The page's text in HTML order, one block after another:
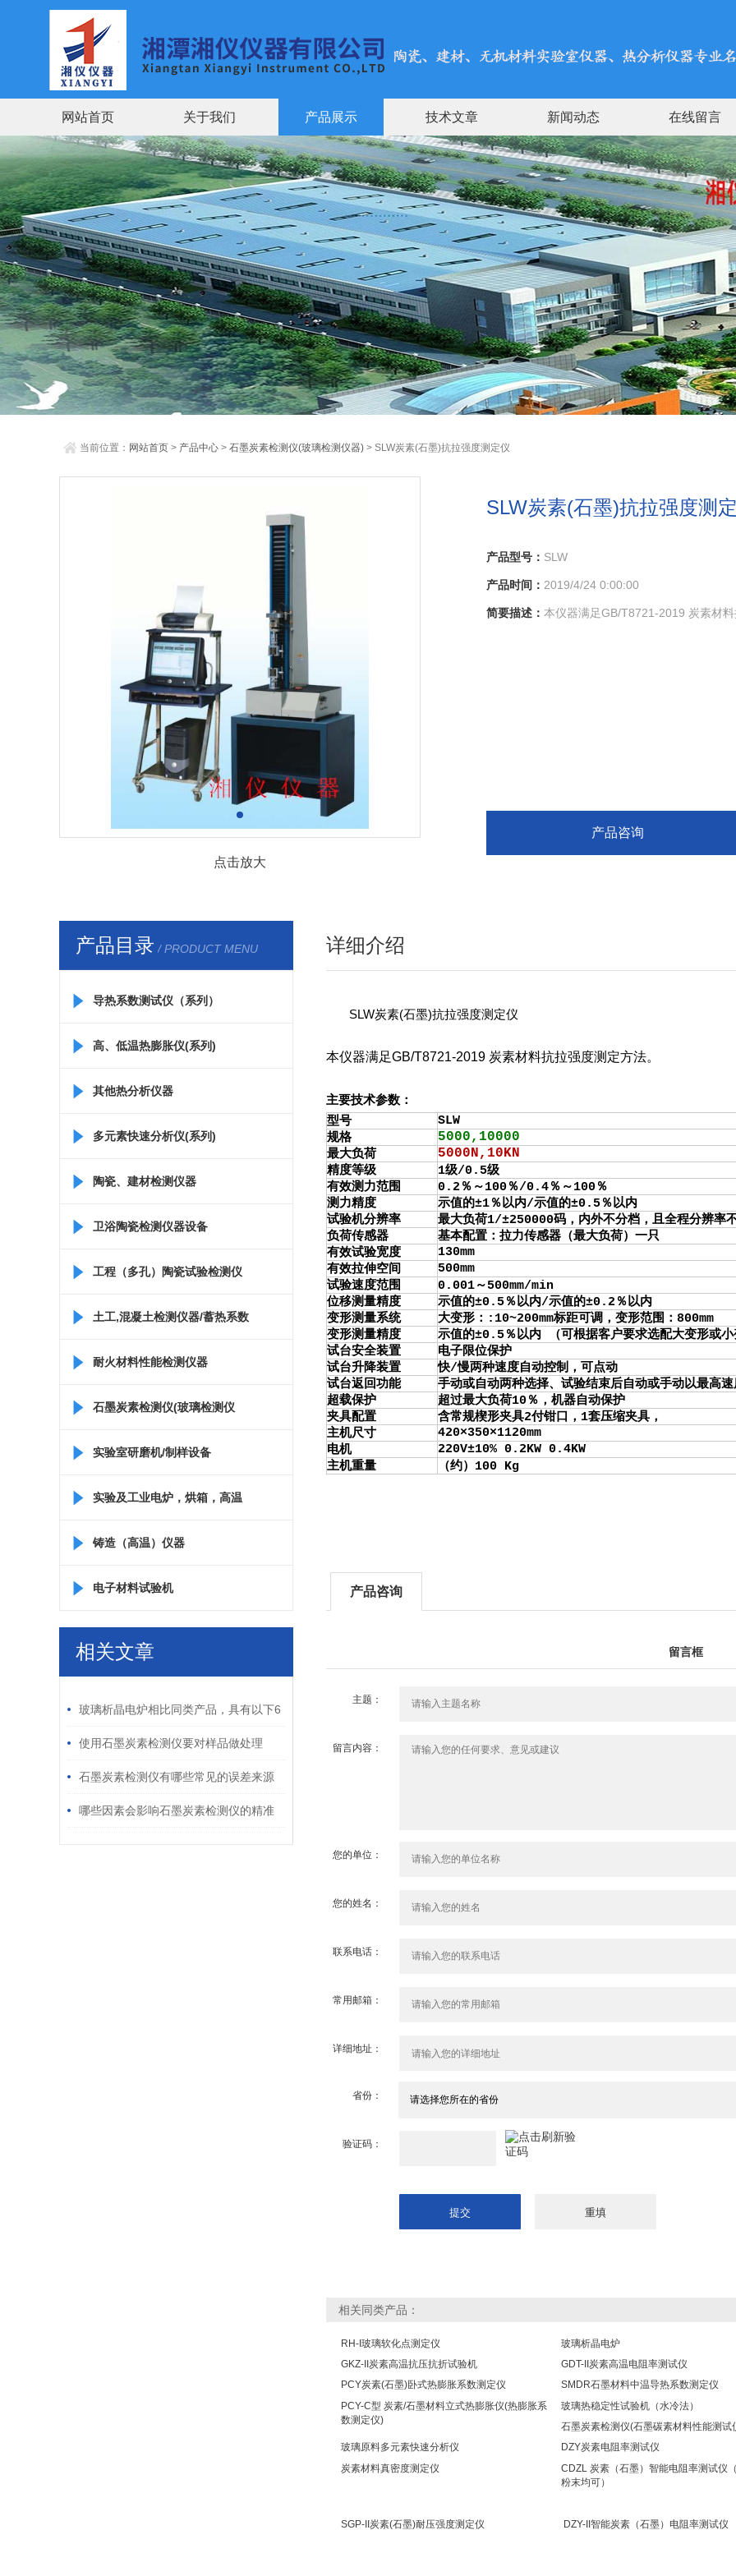
网站首页 关于我们 产品展示 技术文章 新闻动态 在线留言
当前位置： 网站首页 > 产品中心 > 石墨炭素检测仪(玻璃检测仪器) > SLW炭素(石墨)抗拉强度测定仪
点击放大
SLW炭素(石墨)抗拉强度测
产品型号： SLW
产品时间： 2019/4/24 0:00:00
简要描述： 本仪器满足GB/T8721-2019 炭素材
产品咨询
产品目录 / PRODUCT MENU
导热系数测试仪（系列）
高、低温热膨胀仪(系列)
其他热分析仪器
多元素快速分析仪(系列)
陶瓷、建材检测仪器
卫浴陶瓷检测仪器设备
工程（多孔）陶瓷试验检测仪
器
土工,混凝土检测仪器/蓄热系数
仪/比热容测定仪
耐火材料性能检测仪器
石墨炭素检测仪(玻璃检测仪
器)
实验室研磨机/制样设备
实验及工业电炉，烘箱，高温
箱
铸造（高温）仪器
电子材料试验机
相关文章
玻璃析晶电炉相比同类产品，具有以下6
大优势
使用石墨炭素检测仪要对样品做处理
吗？石墨炭素检测仪有哪些常见的误差来源
哪些因素会影响石墨炭素检测仪的精准
详细介绍
SLW炭素(石墨)抗拉强度测定仪
本仪器满足GB/T8721-2019 炭素材料抗拉强度测定方法。
主要技术参数：
型号
SLW
规格
5000,10000
最大负荷 5000N,10KN
精度等级
1级/0.5级
有效测力范围
0.2％～100％/0.4％～100％
测力精度
示值的±1％以内/示值的±0.5％以内
试验机分辨率
最大负荷1/±250000码，内外不分档，且全程分辨率
负荷传感器
基本配置：拉力传感器（最大负荷）一只
有效试验宽度
130mm
有效拉伸空间
500mm
试验速度范围
0.001～500mm/min
位移测量精度
示值的±0.5％以内/示值的±0.2％以内
变形测量系统
大变形：:10~200mm标距可调，变形范围：800mm
变形测量精度
示值的±0.5％以内 （可根据客户要求选配大变形或小
试台安全装置
电子限位保护
试台升降装置
快/慢两种速度自动控制，可点动
试台返回功能
手动或自动两种选择、试验结束后自动或手动以最高
超载保护
超过最大负荷10％，机器自动保护
夹具配置
含常规楔形夹具2付钳口，1套压缩夹具，
主机尺寸
420×350×1120mm
电机
220V±10% 0.2KW 0.4KW
主机重量
（约）100 Kg
产品咨询
留言框
主题：
留言内容：
您的单位：
您的姓名：
联系电话：
常用邮箱：
详细地址：
省份：
验证码：
相关同类产品：
RH-I玻璃软化点测定仪
玻璃析晶电炉
GKZ-II炭素高温抗压抗折试验机
GDT-II炭素高温电阻率测试仪
PCY炭素(石墨)卧式热膨胀系数测定仪
SMDR石墨材料中温导热系数测定仪
PCY-C型 炭素/石墨材料立式热膨胀仪(热膨胀系
数测定仪)
玻璃热稳定性试验机（水冷法）
石墨炭素检测仪(石墨碳素材料性能测试
玻璃原料多元素快速分析仪
DZY炭素电阻率测试仪
炭素材料真密度测定仪
CDZL 炭素（石墨）智能电阻率测试仪
粉末均可）
SGP-II炭素(石墨)耐压强度测定仪 DZY-II智能炭素（石墨）电阻率测试仪